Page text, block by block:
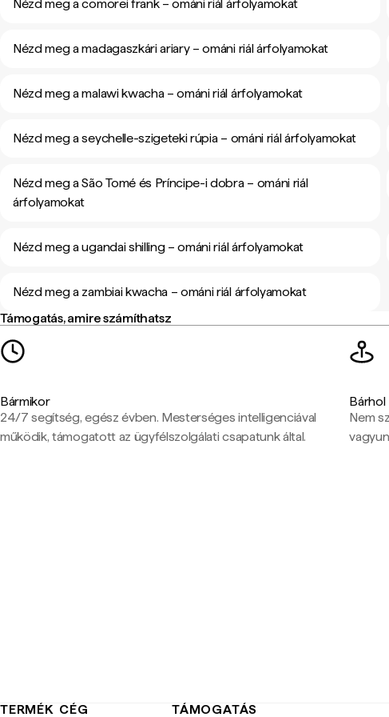
Nézd meg a comorei frank – ománi riál árfolyamokat
Nézd meg a madagaszkári ariary – ománi riál árfolyamokat
Nézd meg a malawi kwacha – ománi riál árfolyamokat
Nézd meg a seychelle-szigeteki rúpia – ománi riál árfolyamokat
Nézd meg a São Tomé és Príncipe-i dobra – ománi riál
árfolyamokat
Nézd meg a ugandai shilling – ománi riál árfolyamokat
Nézd meg a zambiai kwacha – ománi riál árfolyamokat
Támogatás, amire számíthatsz
Bármikor
24/7 segítség, egész évben. Mesterséges intelligenciával
működik, támogatott az ügyfélszolgálati csapatunk által.
Bárhol
Nem
TERMÉK CÉG TÁMOGATÁS